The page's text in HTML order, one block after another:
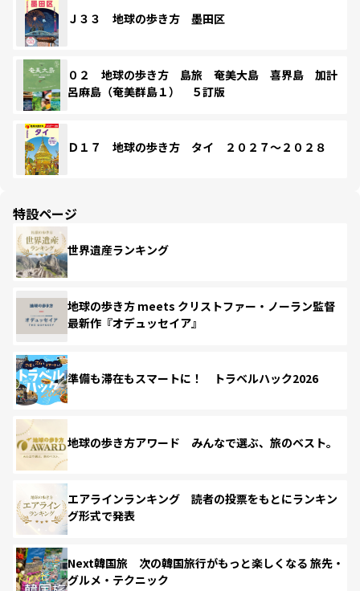
Ｊ３３ 地球の歩き方 墨田区
０２ 地球の歩き方 島旅 奄美大島 喜界島 加計
呂麻島（奄美群島１） ５訂版
Ｄ１７ 地球の歩き方 タイ ２０２７～２０２８
特設ページ
世界遺産ランキング
地球の歩き方 meets クリストファー・ノーラン監督
最新作『オデュッセイア』
準備も滞在もスマートに！ トラベルハック2026
地球の歩き方アワード みんなで選ぶ、旅のベスト。
エアラインランキング 読者の投票をもとにランキン
グ形式で発表
Next韓国旅 次の韓国旅行がもっと楽しくなる 旅先・
グルメ・テクニック